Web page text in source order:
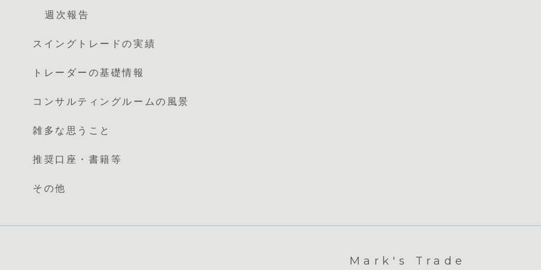
週次報告
スイングトレードの実績
トレーダーの基礎情報
コンサルティングルームの風景
雑多な思うこと
推奨口座・書籍等
その他
Mark's Trade